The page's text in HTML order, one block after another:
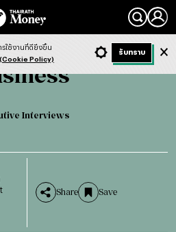
Search
Interviews
Interviews
Share Save
Dark ฟังข่าว
version
รใช้งานที่ดียิ่งขึ้น
(Cookie Policy)
รับทราบ